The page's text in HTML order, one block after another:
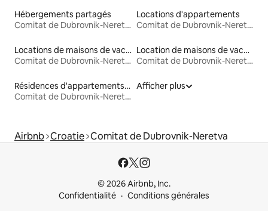
Hébergements partagés
Comitat de Dubrovnik-Neretva
Locations d'appartements
Comitat de Dubrovnik-Neretva
Locations de maisons de vacances
Comitat de Dubrovnik-Neretva
Location de maisons de vacances
Comitat de Dubrovnik-Neretva
Résidences d'appartements en location
Comitat de Dubrovnik-Neretva
Afficher plus
Airbnb Croatie Comitat de Dubrovnik-Neretva
© 2026 Airbnb, Inc.
Confidentialité
Conditions générales